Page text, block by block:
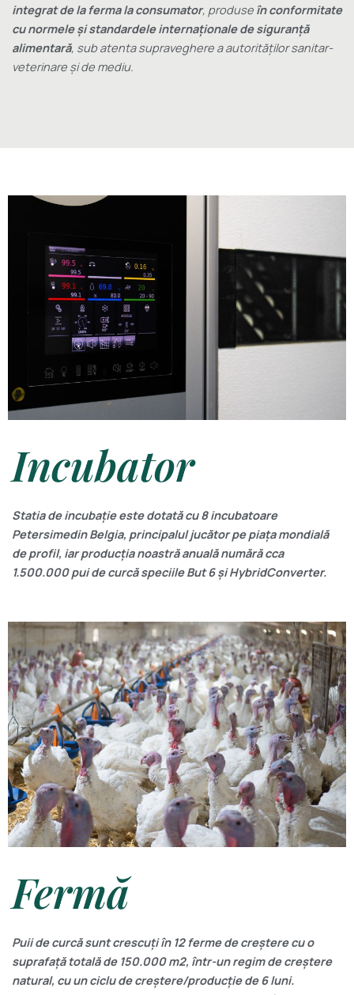
integrat de la ferma la consumator, produse în conformitate
cu normele și standardele internaționale de siguranță
alimentară, sub atenta supraveghere a autorităților sanitar-
veterinare și de mediu.
Incubator
Statia de incubație este dotată cu 8 incubatoare
Petersimedin Belgia, principalul jucător pe piața mondială
de profil, iar producția noastră anuală numără cca
1.500.000 pui de curcă speciile But 6 și HybridConverter.
Fermă
Puii de curcă sunt crescuți în 12 ferme de creștere cu o
suprafață totală de 150.000 m2, într-un regim de creștere
natural, cu un ciclu de creștere/producție de 6 luni.